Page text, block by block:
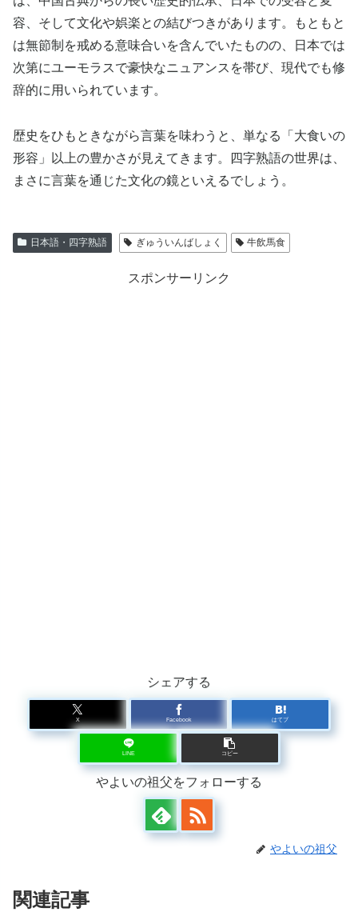
容、そして文化や娯楽との結びつきがあります。もともと
は無節制を戒める意味合いを含んでいたものの、日本では
次第にユーモラスで豪快なニュアンスを帯び、現代でも修
辞的に用いられています。
歴史をひもときながら言葉を味わうと、単なる「大食いの
形容」以上の豊かさが見えてきます。四字熟語の世界は、
まさに言葉を通じた文化の鏡といえるでしょう。
日本語・四字熟語 ぎゅういんばしょく 牛飲馬食
スポンサーリンク
シェアする
X Facebook はてブ
LINE コピー
やよいの祖父をフォローする
やよいの祖父
関連記事